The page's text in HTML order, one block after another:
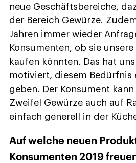
neue Geschäftsbereiche,
der Bereich Gewürze.
Jahren immer wieder
Konsumenten, ob sie
kaufen könnten. Das hat
motiviert, diesem Bedürfnis
geben. Der Konsument
Zweifel Gewürze auch auf
einfach generell in der
Auf welche neuen
Konsumenten 2019